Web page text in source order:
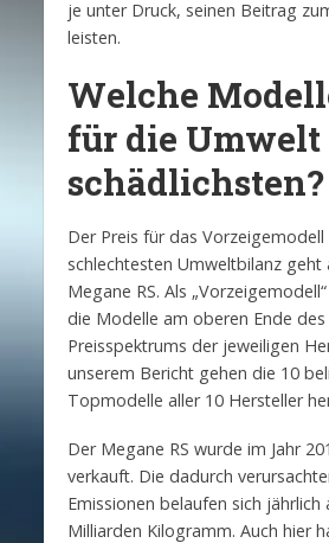
je unter Druck, seinen Beitrag
leisten.
Welche
für die Umwelt
schädlichsten?
Der Preis für das
schlechtesten Umweltbilanz geht
Megane RS. Als
die Modelle am oberen Ende
Preisspektrums der jeweiligen
unserem Bericht gehen die 10
Topmodelle aller 10 Hersteller
Der Megane RS wurde im Jahr
verkauft. Die dadurch
Emissionen belaufen sich jährlich
Milliarden Kilogramm. Auch hier